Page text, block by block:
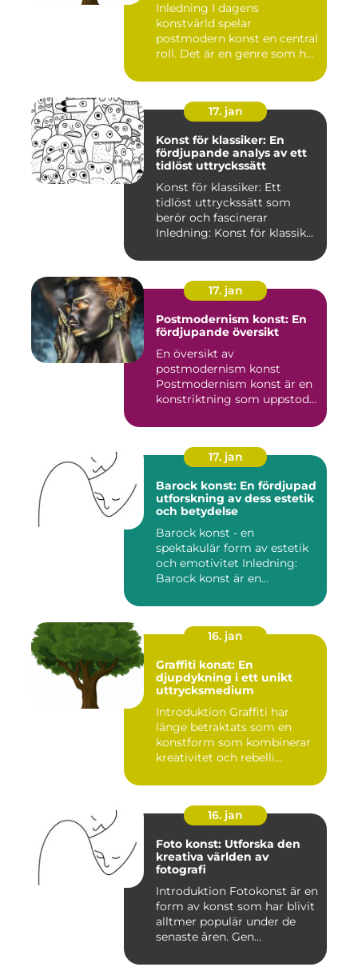
Inledning I dagens
konstvärld spelar
postmodern konst en central
roll. Det är en genre som har
17. jan
Konst för klassiker: En
fördjupande analys av ett
tidlöst uttryckssätt
Konst för klassiker: Ett
tidlöst uttryckssätt som
berör och fascinerar
Inledning: Konst för klassik...
17. jan
Postmodernism konst: En
fördjupande översikt
En översikt av
postmodernism konst
Postmodernism konst är en
konstriktning som uppstod
17. jan
Barock konst: En fördjupad
utforskning av dess estetik
och betydelse
Barock konst - en
spektakulär form av estetik
och emotivitet Inledning:
Barock konst är en
16. jan
Graffiti konst: En
djupdykning i ett unikt
uttrycksmedium
Introduktion Graffiti har
länge betraktats som en
konstform som kombinerar
kreativitet och rebelli...
16. jan
Foto konst: Utforska den
kreativa världen av
fotografi
Introduktion Fotokonst är en
form av konst som har blivit
alltmer populär under de
senaste åren. Gen...